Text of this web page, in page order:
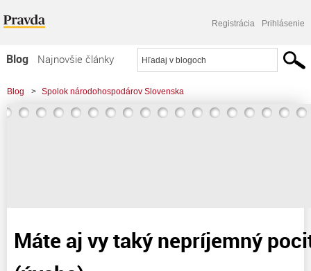
Registrácia Prihlásenie
Blog
Najnovšie články
Najčítanejšie články
Najkomentovanejšie články
Blog > Spolok národohospodárov Slovenska
> Máte aj vy taký nepríjemný pocit okradnutia? (úvaha). . .
Máte aj vy taký nepríjemný